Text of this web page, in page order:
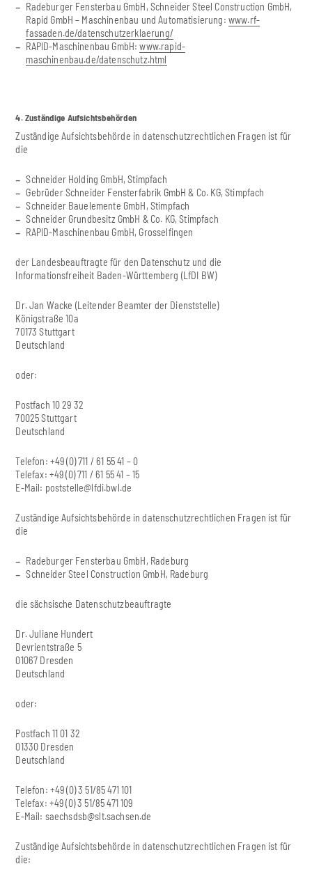
Radeburger Fensterbau GmbH, Schneider Steel Construction GmbH,
Rapid GmbH – Maschinenbau und Automatisierung: www.rf-
fassaden.de/datenschutzerklaerung/
RAPID-Maschinenbau GmbH:www.rapid-
maschinenbau.de/datenschutz.html
4. Zuständige Aufsichtsbehörden
Zuständige Aufsichtsbehörde in datenschutzrechtlichen Fragen ist für
die
Schneider Holding GmbH, Stimpfach
Gebrüder Schneider Fensterfabrik GmbH & Co. KG, Stimpfach
Schneider Bauelemente GmbH, Stimpfach
Schneider Grundbesitz GmbH & Co. KG, Stimpfach
RAPID-Maschinenbau GmbH, Grosselfingen
der Landesbeauftragte für den Datenschutz und die
Informationsfreiheit Baden-Württemberg (LfDI BW)
Dr. Jan Wacke (Leitender Beamter der Dienststelle)
Königstraße 10a
70173 Stuttgart
Deutschland
oder:
Postfach 10 29 32
70025 Stuttgart
Deutschland
Telefon: +49 (0) 711 / 61 55 41 – 0
Telefax: +49 (0) 711 / 61 55 41 – 15
E-Mail: poststelle@lfdi.bwl.de
Zuständige Aufsichtsbehörde in datenschutzrechtlichen Fragen ist für
die
Radeburger Fensterbau GmbH, Radeburg
Schneider Steel Construction GmbH, Radeburg
die sächsische Datenschutzbeauftragte
Dr. Juliane Hundert
Devrientstraße 5
01067 Dresden
Deutschland
oder:
Postfach 11 01 32
01330 Dresden
Deutschland
Telefon: +49 (0) 3 51/85 471 101
Telefax: +49 (0) 3 51/85 471 109
E-Mail: saechsdsb@slt.sachsen.de
Zuständige Aufsichtsbehörde in datenschutzrechtlichen Fragen ist für
die: